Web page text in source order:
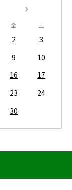
金 土
2
3
9
10
16
17
23
24
30